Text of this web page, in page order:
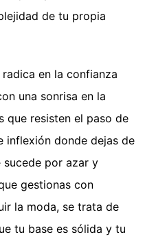
de tu propia
en la confianza
una sonrisa en la
que resisten el paso de
inflexión donde dejas de
por azar y
gestionas con
la moda, se trata de
tu base es sólida y tu